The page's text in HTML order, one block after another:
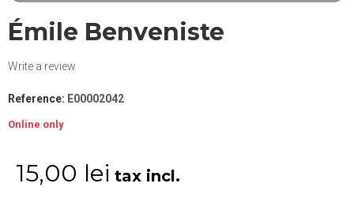
Émile Benveniste
Write a review
Reference: E00002042
Online only
15,00 lei tax incl.